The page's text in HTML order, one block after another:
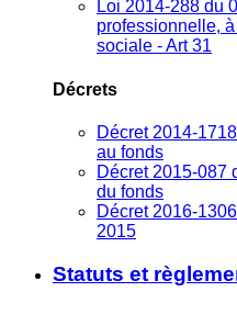
Loi 2014-288 du
professionnelle,
sociale - Art 31
Décrets
Décret 2014-
au fonds
Décret 2015-087
du fonds
Décret 2016-
2015
Statuts et